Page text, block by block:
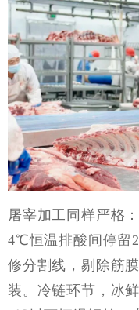
屠宰加工同样严格
4℃恒温排酸间停留
修分割线，剔除筋
装。冷链环节，冰